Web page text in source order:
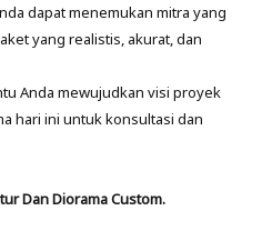
dapat menemukan mitra yang
yang realistis, akurat, dan
Anda mewujudkan visi proyek
hari ini untuk konsultasi dan
Dan Diorama Custom.